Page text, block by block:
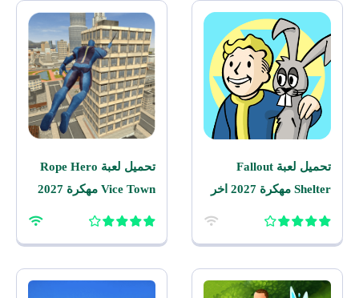
تحميل لعبة Fallout
Shelter مهكرة 2027 اخر
تحميل لعبة Rope Hero
Vice Town مهكرة 2027